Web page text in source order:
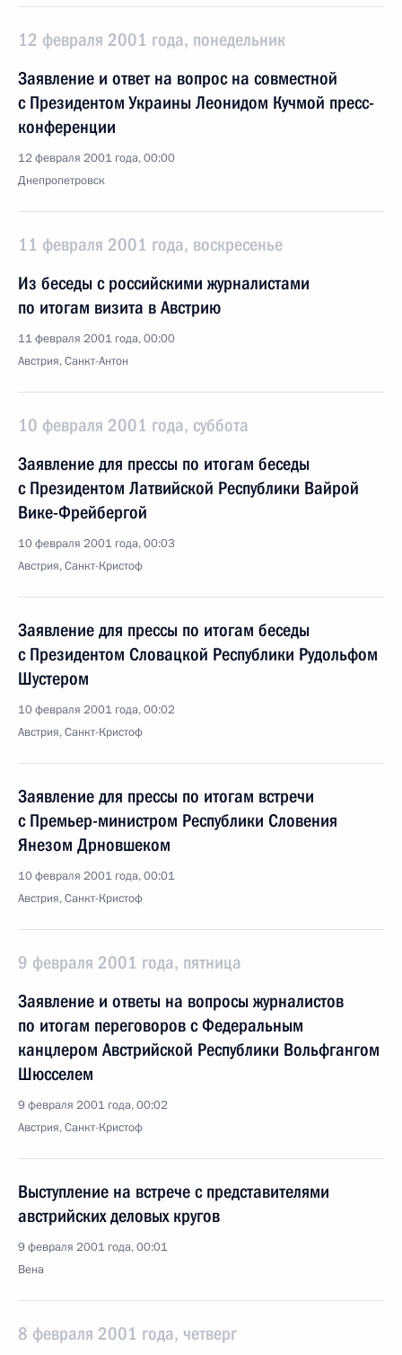
12 февраля 2001 года, понедельник
Заявление и ответ на вопрос на совместной
с Президентом Украины Леонидом Кучмой пресс-
конференции
12 февраля 2001 года, 00:00
Днепропетровск
11 февраля 2001 года, воскресенье
Из беседы с российскими журналистами
по итогам визита в Австрию
11 февраля 2001 года, 00:00
Австрия, Санкт-Антон
10 февраля 2001 года, суббота
Заявление для прессы по итогам беседы
с Президентом Латвийской Республики Вайрой
Вике-Фрейбергой
10 февраля 2001 года, 00:03
Австрия, Санкт-Кристоф
Заявление для прессы по итогам беседы
с Президентом Словацкой Республики Рудольфом
Шустером
10 февраля 2001 года, 00:02
Австрия, Санкт-Кристоф
Заявление для прессы по итогам встречи
с Премьер-министром Республики Словения
Янезом Дрновшеком
10 февраля 2001 года, 00:01
Австрия, Санкт-Кристоф
9 февраля 2001 года, пятница
Заявление и ответы на вопросы журналистов
по итогам переговоров с Федеральным
канцлером Австрийской Республики Вольфгангом
Шюсселем
9 февраля 2001 года, 00:02
Австрия, Санкт-Кристоф
Выступление на встрече с представителями
австрийских деловых кругов
9 февраля 2001 года, 00:01
Вена
8 февраля 2001 года, четверг